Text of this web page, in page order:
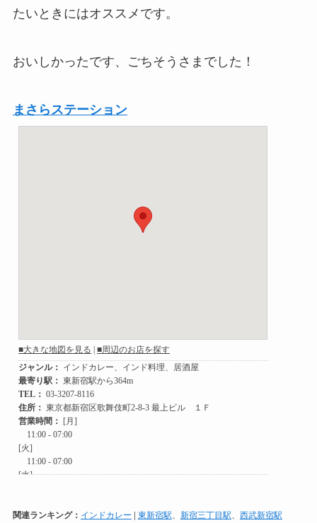
たいときにはオススメです。
おいしかったです、ごちそうさまでした！
まさらステーション
関連ランキング： インドカレー | 東新宿駅 新宿三丁目駅 西武新宿駅